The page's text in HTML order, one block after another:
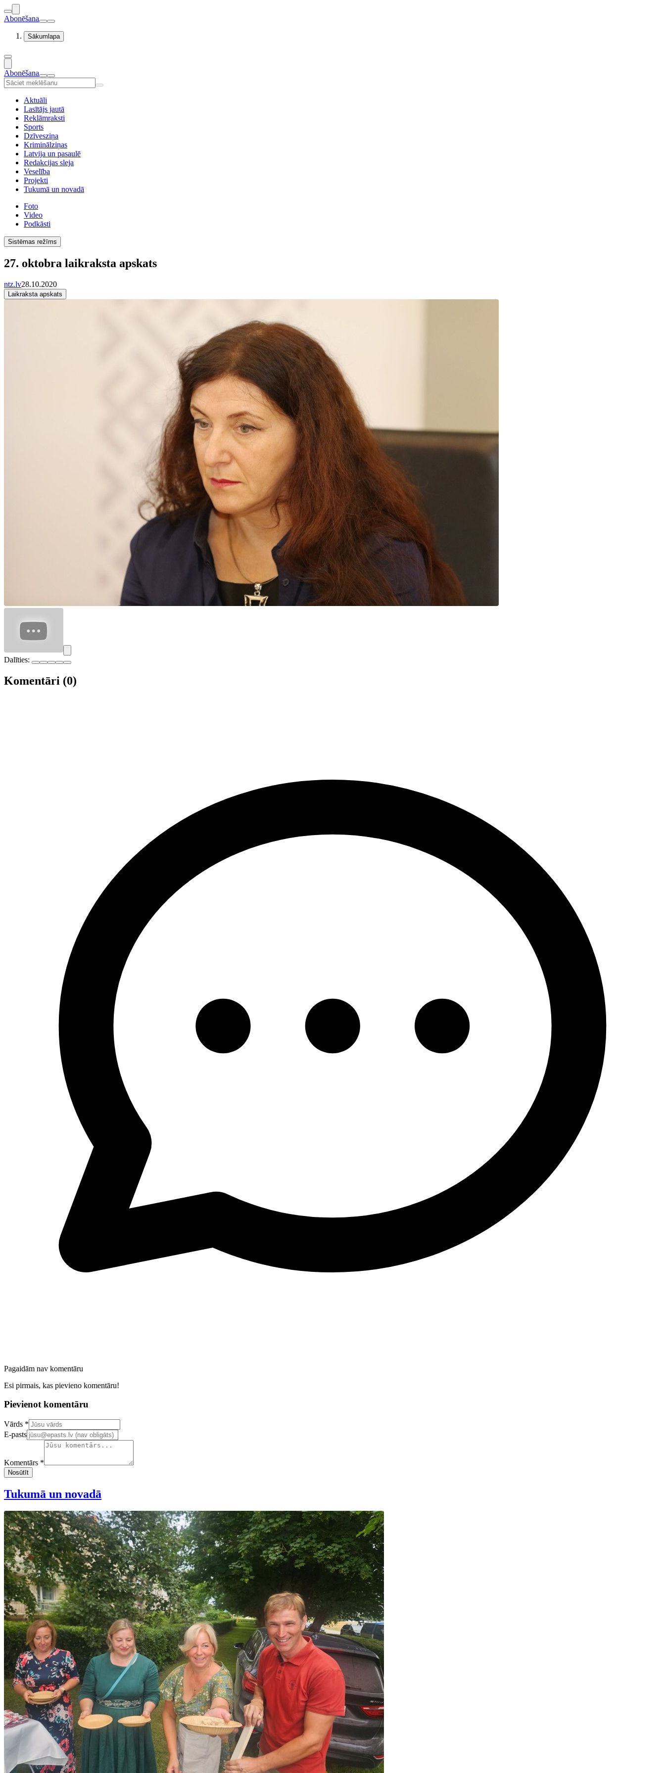
Abonēšana
Sākumlapa
Abonēšana
Aktuāli
Lasītājs jautā
Reklāmraksti
Sports
Dzīvesziņa
Kriminālziņas
Latvija un pasaulē
Redakcijas sleja
Veselība
Projekti
Tukumā un novadā
Foto
Video
Podkāsti
Sistēmas režīms
27. oktobra laikraksta apskats
ntz.lv28.10.2020
Laikraksta apskats
Dalīties:
Komentāri (0)
Pagaidām nav komentāru
Esi pirmais, kas pievieno komentāru!
Pievienot komentāru
Confirm your email address
Vārds *
E-pasts
Komentārs *
Nosūtīt
Tukumā un novadā